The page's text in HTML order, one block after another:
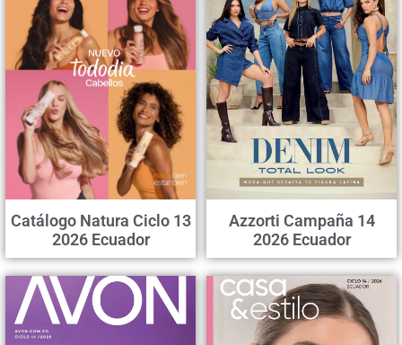
Catálogo Natura Ciclo 13
2026 Ecuador
Azzorti Campaña 14
2026 Ecuador